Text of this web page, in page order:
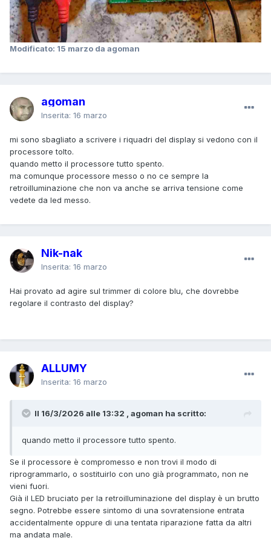
Modificato: 15 marzo da agoman
agoman
Inserita: 16 marzo
mi sono sbagliato a scrivere i riquadri del display si vedono con il
processore tolto.
quando metto il processore tutto spento.
ma comunque processore messo o no ce sempre la
retroilluminazione che non va anche se arriva tensione come
vedete da led messo.
Nik-nak
Inserita: 16 marzo
Hai provato ad agire sul trimmer di colore blu, che dovrebbe
regolare il contrasto del display?
ALLUMY
Inserita: 16 marzo
Il 16/3/2026 alle 13:32 , agoman ha scritto:
quando metto il processore tutto spento.
Se il processore è compromesso e non trovi il modo di
riprogrammarlo, o sostituirlo con uno già programmato, non ne
vieni fuori.
Già il LED bruciato per la retroilluminazione del display è un brutto
segno. Potrebbe essere sintomo di una sovratensione entrata
accidentalmente oppure di una tentata riparazione fatta da altri
ma andata male.